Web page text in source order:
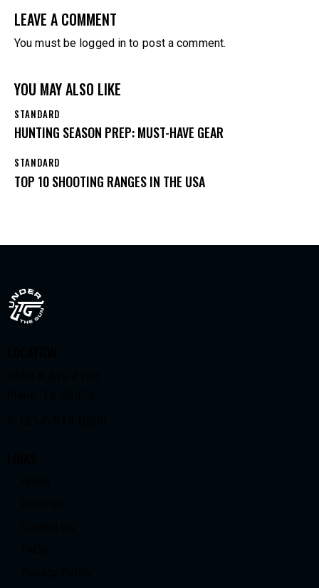
LEAVE A COMMENT
You must be logged in to post a comment.
YOU MAY ALSO LIKE
STANDARD
HUNTING SEASON PREP: MUST-HAVE GEAR
STANDARD
TOP 10 SHOOTING RANGES IN THE USA